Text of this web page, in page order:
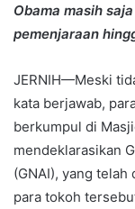
Obama masih
pemenjaraan
JERNIH—Meski
kata berjawab,
berkumpul di
mendeklarasikan
(GNAI), yang
para tokoh